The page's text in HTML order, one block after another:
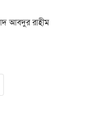
আবদুর রাহীম